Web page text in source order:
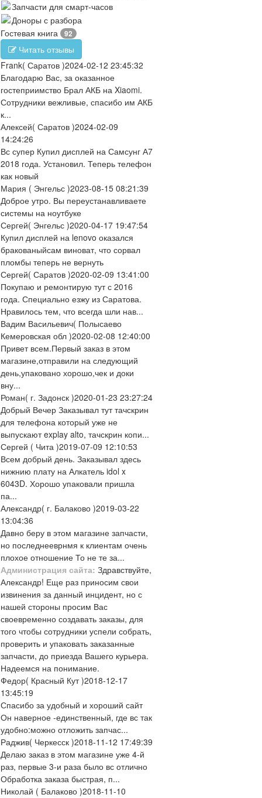
Запчасти для смарт-часов
Доноры с разбора
Гостевая книга
92
Читать отзывы
Frank( Саратов )2024-02-12 23:45:32
Благодарю Вас, за оказанное
гостеприимство Брал АКБ на Xiaomi.
Сотрудники вежливые, спасибо им АКБ
к...
Алексей( Саратов )2024-02-09
14:24:26
Вс супер Купил дисплей на Самсунг А7
2018 года. Установил. Теперь телефон
как новый
Мария ( Энгельс )2023-08-15 08:21:39
Доброе утро. Вы переустанавливаете
системы на ноутбуке
Сергей( Энгельс )2020-04-17 19:47:54
Купил дисплей на lenovo оказался
бракованыйсам виноват, что сорвал
пломбы теперь не вернуть
Сергей( Саратов )2020-02-09 13:41:00
Покупаю и ремонтирую тут с 2016
года. Специально езжу из Саратова.
Нравилось тем, что всегда шли нав...
Вадим Васильевич( Полысаево
Кемеровская обл )2020-02-08 12:40:00
Привет всем.Первый заказ в этом
магазине,отправили на следующий
день,упаковано хорошо,чек и доки
вну...
Роман( г. Задонск )2020-01-23 23:27:24
Добрый Вечер Заказывал тут тачскрин
для телефона который уже не
выпускают explay alto, тачскрин копи...
Сергей ( Чита )2019-07-09 12:10:53
Всем добрый день. Заказывал здесь
нижнию плату на Алкатель idol x
6043D. Хорошо упаковали пришла
па...
Александр( г. Балаково )2019-03-22
13:04:36
Давно беру в этом магазине запчасти,
но последнееврнмя к клиентам очень
плохое отношение То не те за...
Администрация сайта: Здравствуйте,
Александр! Еще раз приносим свои
извинения за данный инцидент, но с
нашей стороны просим Вас
своевременно создавать заказы, для
того чтобы сотрудники успели собрать,
проверить и упаковать заказанные
запчасти, до приезда Вашего курьера.
Надеемся на понимание.
Федор( Красный Кут )2018-12-17
13:45:19
Спасибо за удобный и хороший сайт
Он наверное -единственный, где вс так
удобно:можно отложить запчас...
Раджив( Черкесск )2018-11-12 17:49:39
Делаю заказ в этом магазине уже 4-й
раз, первые 3-и раза было вс отлично
Обработка заказа быстрая, п...
Николай ( Балаково )2018-11-10